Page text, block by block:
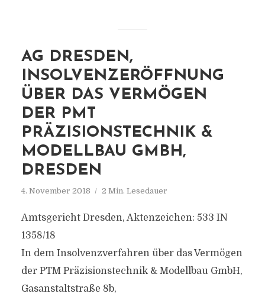
AG DRESDEN,
INSOLVENZERÖFFNUNG
ÜBER DAS VERMÖGEN
DER PMT
PRÄZISIONSTECHNIK &
MODELLBAU GMBH,
DRESDEN
4. November 2018 2 Min. Lesedauer
Amtsgericht Dresden, Aktenzeichen: 533 IN
1358/18
In dem Insolvenzverfahren über das Vermögen
der PTM Präzisionstechnik & Modellbau GmbH,
Gasanstaltstraße 8b,